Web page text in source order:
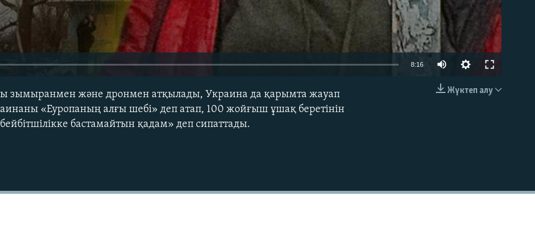
EMBED
8:16
Жүктеп алу
зымыранмен және дронмен атқылады, Украина да қарымта жауап
«Еуропаның алғы шебі» деп атап, 100 жойғыш ұшақ беретінін
бастамайтын қадам» деп сипаттады.